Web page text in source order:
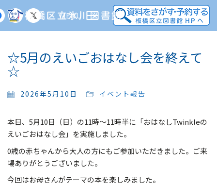
MENU
☆5月のえいごおはなし会を終えて
☆
2026年5月10日 イベント報告
本日、5月10日（日）の11時～11時半に「おはなしTwinkleの
えいごおはなし会」を実施しました。
0歳の赤ちゃんから大人の方にもご参加いただきました。ご来
場ありがとうございました。
今回はお母さんがテーマの本を楽しみました。